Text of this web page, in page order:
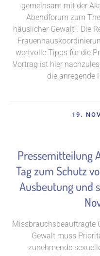
gemeinsam mit der
Abendforum zum
häuslicher Gewalt“. Die
wertvolle Tipps für die
Vortrag ist hier
die anregende
19.
Pressemitteilung
Tag zum Schutz
Ausbeutung und
Missbrauchsbeauftragte
Gewalt muss
zunehmende